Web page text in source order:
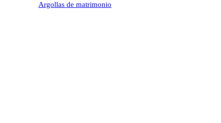
Argollas de matrimonio